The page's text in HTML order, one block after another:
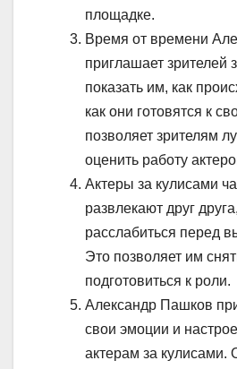
площадке.
Время от времени
приглашает зрителей
показать им, как
как они готовятся к
позволяет зрителям
оценить работу
Актеры за кулисами
развлекают друг
расслабиться перед
Это позволяет им
подготовиться к роли.
Александр Пашков
свои эмоции и
актерам за кулисами.